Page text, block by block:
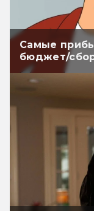
Самые
бюджет/